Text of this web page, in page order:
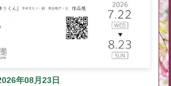
年08月23日